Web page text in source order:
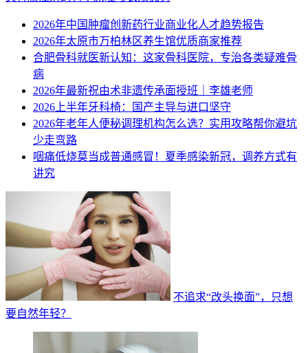
2026年中国肿瘤创新药行业商业化人才趋势报告
2026年太原市万柏林区养生馆优质商家推荐
合肥骨科就医新认知：这家骨科医院，专治各类疑难骨
病
2026年最新祝由术非遗传承面授班｜李雄老师
2026上半年牙科椅：国产主导与进口坚守
2026年老年人便秘调理机构怎么选？实用攻略帮你避坑
少走弯路
咽痛低烧莫当成普通感冒！夏季感染新冠，调养方式有
讲究
不追求“改头换面”，只想
要自然年轻？